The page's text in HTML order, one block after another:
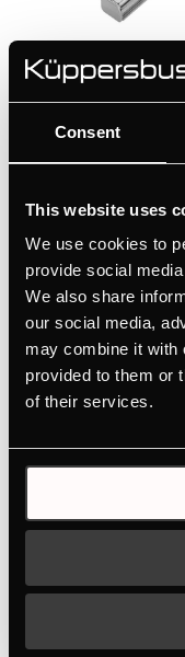
Consent
This website uses
We use cookies to
provide social
We also share
our social media,
may combine it with
provided to them or
of their services.
ZB1003
Единичен
За фурни BP / B
С пълно
Свързани